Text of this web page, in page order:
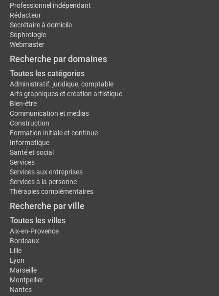
Professionnel indépendant
Rédacteur
Secrétaire à domicile
Sophrologie
Webmaster
Recherche par domaines
Toutes les catégories
Administratif, juridique, comptable
Arts graphiques et création artistique
Bien-être
Communication et medias
Construction
Formation initiale et continue
Informatique
Santé et social
Services
Services aux entreprises
Services à la personne
Thérapies complémentaires
Recherche par ville
Toutes les villes
Aix-en-Provence
Bordeaux
Lille
Lyon
Marseille
Montpellier
Nantes